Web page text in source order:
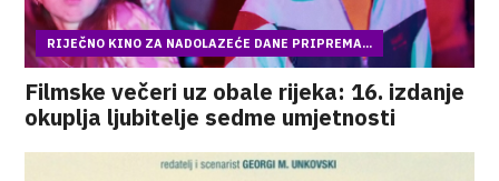
RIJEČNO KINO ZA NADOLAZEĆE DANE PRIPREMA...
Filmske večeri uz obale rijeka: 16. izdanje
okuplja ljubitelje sedme umjetnosti